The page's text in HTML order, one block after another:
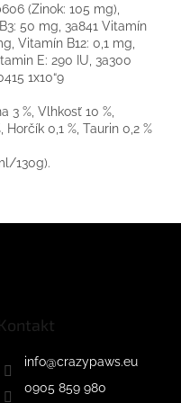
(Zinok: 105 mg),
50 mg, 3a841 Vitamín
Vitamín B12: 0,1 mg,
E: 290 IU, 3a300
1x10“9
3 %, Vlhkosť 10 %,
Horčík 0,1 %, Taurin 0,2 %
130g).
Kontakt
info@crazypaws.eu
0905 859 980